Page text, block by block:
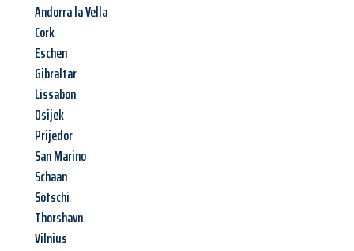
Andorra la Vella
Cork
Eschen
Gibraltar
Lissabon
Osijek
Prijedor
San Marino
Schaan
Sotschi
Thorshavn
Vilnius